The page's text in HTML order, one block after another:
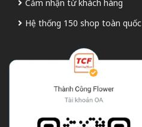
Cảm nhận từ khách hàng
Hệ thống 150 shop toàn quốc